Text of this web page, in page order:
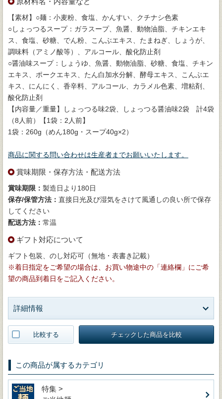
【素材】○麺：小麦粉、食塩、かんすい、クチナシ色素
○しょっつるスープ：ガラスープ、魚醤、動物油脂、チキンエキ
ス、食塩、砂糖、でん粉、こんぶエキス、たまねぎ、しょうが、
調味料（アミノ酸等）、アルコール、酸化防止剤
○醤油味スープ：しょうゆ、魚醤、動物油脂、砂糖、食塩、チキン
エキス、ポークエキス、たん白加水分解、酵母エキス、こんぶエ
キス、にんにく、香辛料、アルコール、カラメル色素、増粘剤、
酸化防止剤
【内容量／重量】しょっつる味2袋、しょっつる醤油味2袋 計4袋
（8人前）【1袋：2人前】
1袋：260g（めん180g・スープ40g×2）
商品に関する問い合わせは生産者までお願いいたします。
賞味期限・保存方法・配送方法
賞味期限： 製造日より180日
保存/保管方法： 直接日光及び湿気をさけて風通しの良い所で保存
してください
配送方法： 常温
ギフト対応について
ギフト包装、のし対応可（無地・表書き記載）
※着日指定をご希望の場合は、お買い物途中の「連絡欄」にご希
望の商品到着日をご記入ください。
詳細情報
比較する チェックした商品を比較
この商品が属するカテゴリ
特集 >